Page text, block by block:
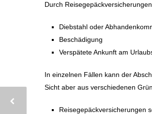
Durch
Diebstahl oder
Beschädigung
Verspätete Ankunft am
In einzelnen Fällen kann der
Sicht aber aus verschiedenen
Reisegepäckversicherungen